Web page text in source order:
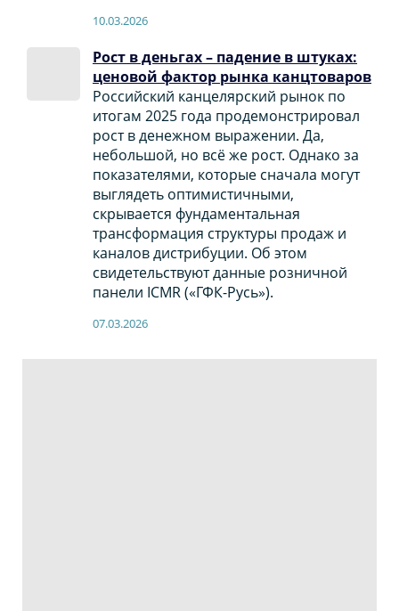
10.03.2026
Рост в деньгах – падение в штуках:
ценовой фактор рынка канцтоваров
Российский канцелярский рынок по
итогам 2025 года продемонстрировал
рост в денежном выражении. Да,
небольшой, но всё же рост. Однако за
показателями, которые сначала могут
выглядеть оптимистичными,
скрывается фундаментальная
трансформация структуры продаж и
каналов дистрибуции. Об этом
свидетельствуют данные розничной
панели ICMR («ГФК-Русь»).
07.03.2026